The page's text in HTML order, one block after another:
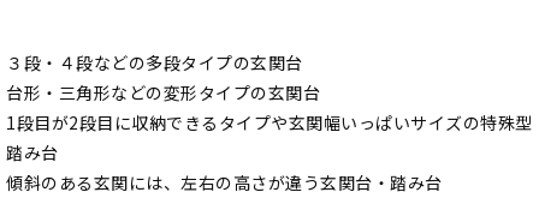
３段・４段などの多段タイプの玄関台
台形・三角形などの変形タイプの玄関台
1段目が2段目に収納できるタイプや玄関幅いっぱいサイズの特殊型
踏み台
傾斜のある玄関には、左右の高さが違う玄関台・踏み台